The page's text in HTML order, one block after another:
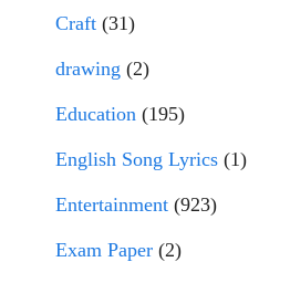
Craft (31)
drawing (2)
Education (195)
English Song Lyrics (1)
Entertainment (923)
Exam Paper (2)